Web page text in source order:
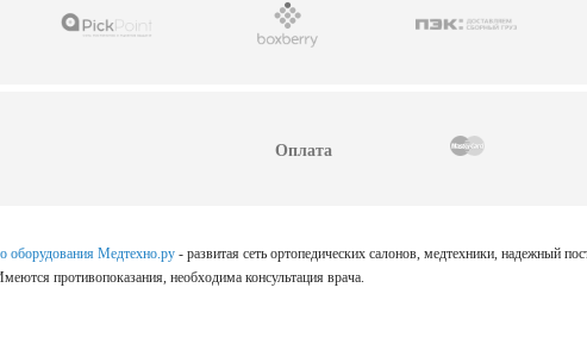
Оплата
оборудования Медтехно.ру - развитая сеть ортопедических салонов, медтехники, надежный
противопоказания, необходима консультация врача.